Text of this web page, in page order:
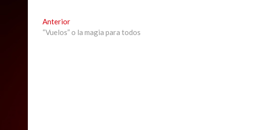
Navegación
de
AnteriorPrevious
post:
“Vuelos” o la magia para todos